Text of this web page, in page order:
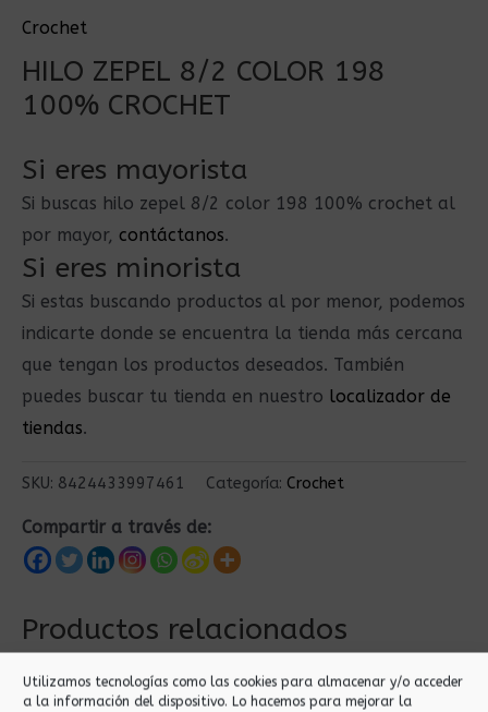
Utilizamos tecnologías como las cookies para almacenar y/o acceder
a la información del dispositivo. Lo hacemos para mejorar la
Crochet
HILO ZEPEL 8/2 COLOR 198
100% CROCHET
Si eres mayorista
Si buscas hilo zepel 8/2 color 198 100% crochet al
por mayor, contáctanos.
Si eres minorista
Si estas buscando productos al por menor, podemos
indicarte donde se encuentra la tienda más cercana
que tengan los productos deseados. También
puedes buscar tu tienda en nuestro localizador de
tiendas.
SKU: 8424433997461 Categoría: Crochet
Compartir a través de:
Productos relacionados